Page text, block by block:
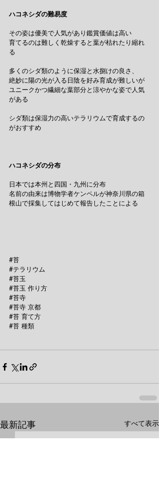
ハコネシダの難易度
その姿は優美で人気があり鑑賞価値は高い
育てるのは難しく乾燥すると葉が枯れたり縮れ
る
多くのシダ類のように保湿と水捌けの良さ、
絶妙に陽の光が入る日陰を好み育成が難しいが
ユニークかつ繊細な葉部分と涼やかな姿で人気
がある
シダ類は保湿力の高いテラリウムで育成するの
がおすすめ
ハコネシダの分布
日本では本州と四国・九州に分布
名前の由来は博物学者ケンペルが神奈川県の箱
根山で採集してはじめて報告したことによる
#苔
#テラリウム
#苔玉
#苔玉 作り方
#苔寺
#苔寺 京都
#苔 育て方
#苔 種類
最新記事 すべて表示